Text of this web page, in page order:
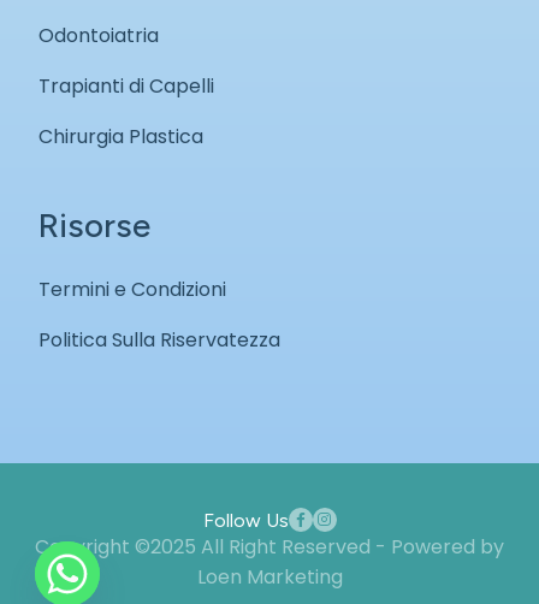
Odontoiatria
Trapianti di Capelli
Chirurgia Plastica
Risorse
Termini e Condizioni
Politica Sulla Riservatezza
Follow Us
Copyright ©2025 All Right Reserved - Powered by
Loen Marketing